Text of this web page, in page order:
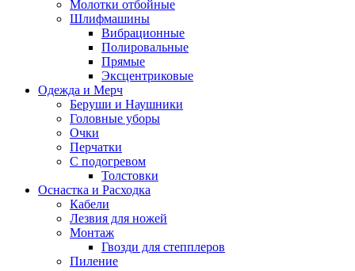
Молотки отбойные
Шлифмашины
Вибрационные
Полировальные
Прямые
Эксцентриковые
Одежда и Мерч
Беруши и Наушники
Головные уборы
Очки
Перчатки
С подогревом
Толстовки
Оснастка и Расходка
Кабели
Лезвия для ножей
Монтаж
Гвозди для степплеров
Пиление